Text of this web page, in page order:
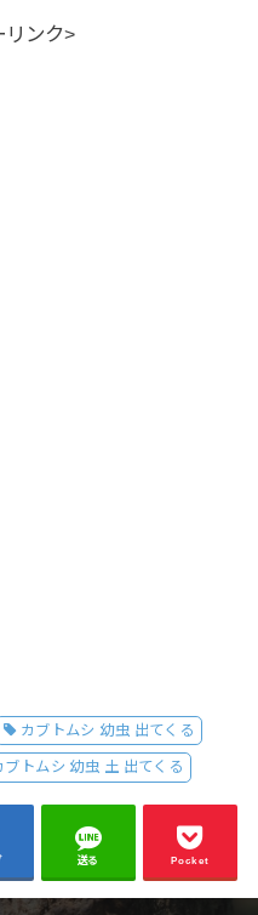
リンク>
カブトムシ 幼虫 出てくる
ブトムシ 幼虫 土 出てくる
送る Pocket